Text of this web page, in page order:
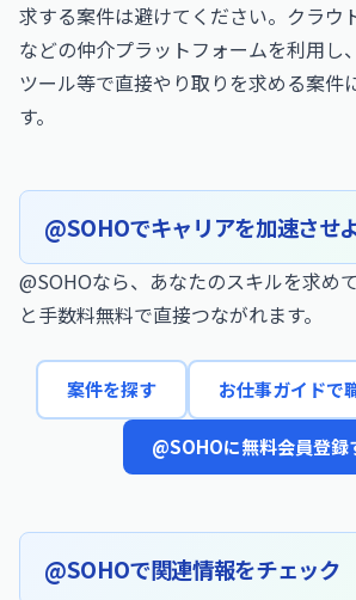
求する案件は避けてください。クラウ
などの仲介プラットフォームを利用し
ツール等で直接やり取りを求める案件
す。
@SOHOでキャリアを加速させ
@SOHOなら、あなたのスキルを求め
と手数料無料で直接つながれます。
案件を探す お仕事ガイドで
@SOHOに無料会員登録
@SOHOで関連情報をチェック